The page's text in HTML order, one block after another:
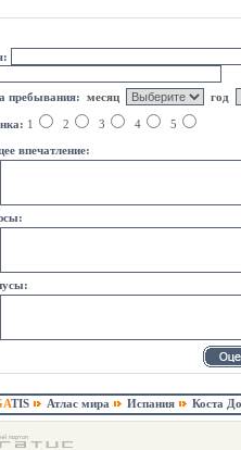
пребывания: месяц год
1 2 3 4
5
впечатление:
TIS Атлас мира Испания Коста